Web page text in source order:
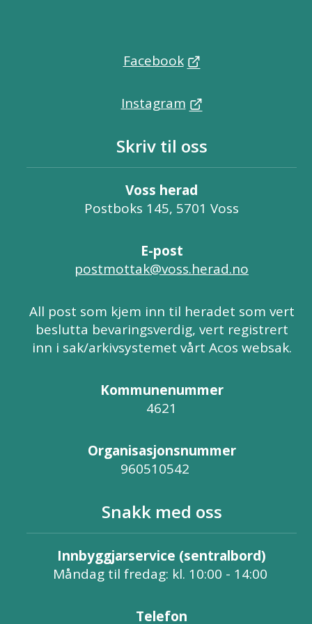
Facebook
Instagram
Skriv til oss
Voss herad
Postboks 145, 5701 Voss
E-post
postmottak@voss.herad.no
All post som kjem inn til heradet som vert
beslutta bevaringsverdig, vert registrert
inn i sak/arkivsystemet vårt Acos websak.
Kommunenummer
4621
Organisasjonsnummer
960510542
Snakk med oss
Innbyggjarservice (sentralbord)
Måndag til fredag: kl. 10:00 - 14:00
Telefon